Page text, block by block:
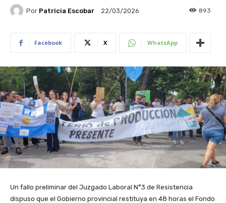
Por Patricia Escobar 22/03/2026 893
Facebook X WhatsApp
Un fallo preliminar del Juzgado Laboral N°3 de Resistencia
dispuso que el Gobierno provincial restituya en 48 horas el Fondo